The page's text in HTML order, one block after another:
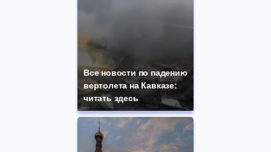
Все новости по падению
вертолета на Кавказе:
читать здесь